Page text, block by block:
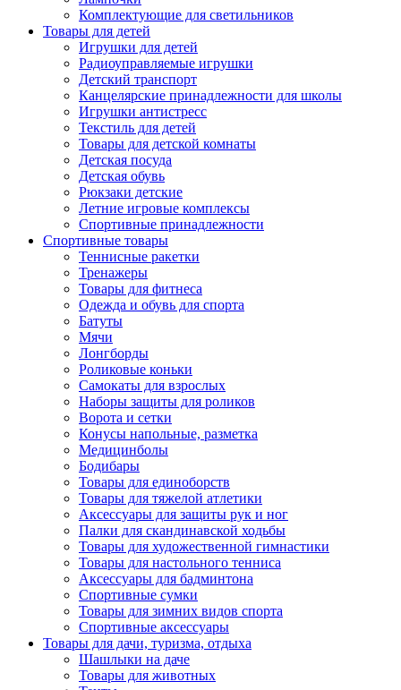
Комплектующие для светильников
Товары для детей
Игрушки для детей
Радиоуправляемые игрушки
Детский транспорт
Канцелярские принадлежности для школы
Игрушки антистресс
Текстиль для детей
Товары для детской комнаты
Детская посуда
Детская обувь
Рюкзаки детские
Летние игровые комплексы
Спортивные принадлежности
Спортивные товары
Теннисные ракетки
Тренажеры
Товары для фитнеса
Одежда и обувь для спорта
Батуты
Мячи
Лонгборды
Роликовые коньки
Самокаты для взрослых
Наборы защиты для роликов
Ворота и сетки
Конусы напольные, разметка
Медицинболы
Бодибары
Товары для единоборств
Товары для тяжелой атлетики
Аксессуары для защиты рук и ног
Палки для скандинавской ходьбы
Товары для художественной гимнастики
Товары для настольного тенниса
Аксессуары для бадминтона
Спортивные сумки
Товары для зимних видов спорта
Спортивные аксессуары
Товары для дачи, туризма, отдыха
Шашлыки на даче
Товары для животных